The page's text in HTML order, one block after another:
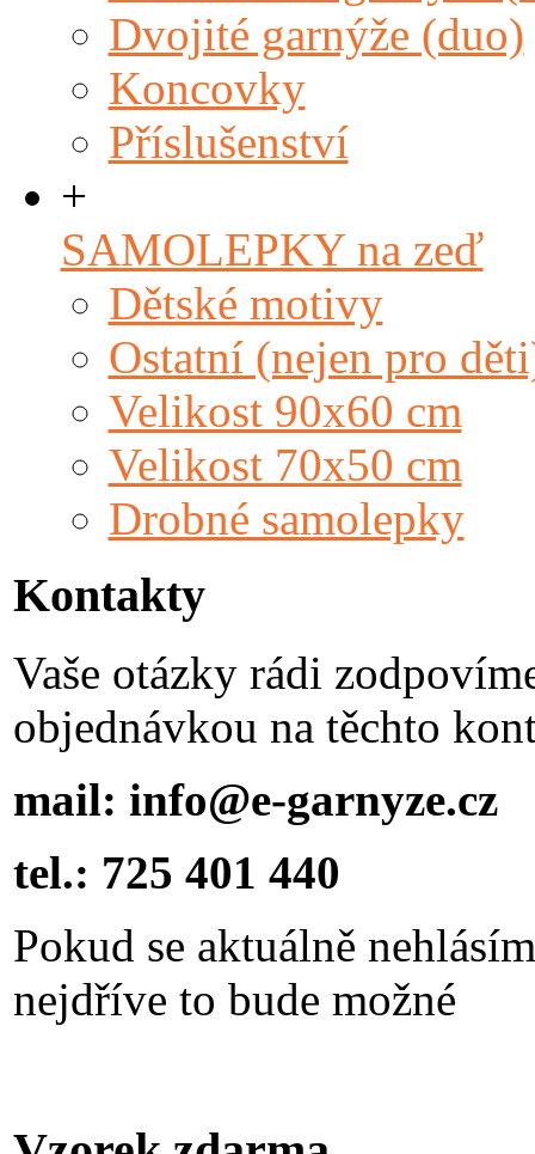
Dvojité garnýže (duo)
Koncovky
Příslušenství
+
SAMOLEPKY na zeď
Dětské motivy
Ostatní (nejen pro
Velikost 90x60 cm
Velikost 70x50 cm
Drobné samolepky
Kontakty
Vaše otázky rádi
objednávkou na těchto
mail: info@e-garnyze.cz
tel.: 725 401 440
Pokud se aktuálně
nejdříve to bude možné